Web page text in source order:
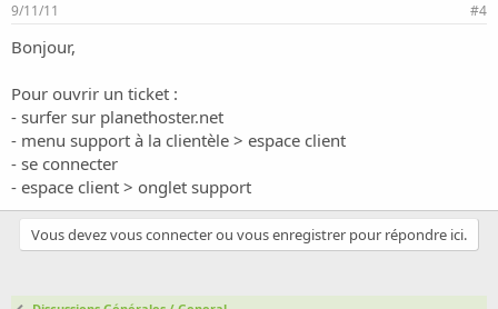
9/11/11 #4
Bonjour,
Pour ouvrir un ticket :
- surfer sur planethoster.net
- menu support à la clientèle > espace client
- se connecter
- espace client > onglet support
Vous devez vous connecter ou vous enregistrer pour répondre ici.